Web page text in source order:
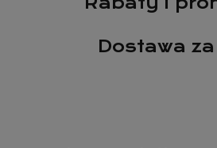
Dostawa za